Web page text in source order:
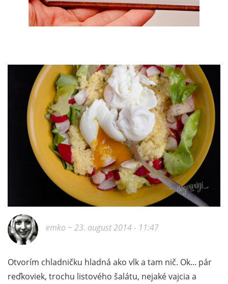
emko ~ 23. august 2014 - 11:47
Otvorím chladničku hladná ako vlk a tam nič. Ok... pár
reďkoviek, trochu listového šalátu, nejaké vajcia a